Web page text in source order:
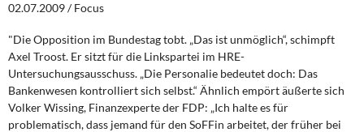
Steuer- und Finanzpolitik
Öffentliche Infrastruktur und Daseinsvorsorge
Eurokrise und Griechenland
DIE LINKE
02.07.2009 / Focus
"Die Opposition im Bundestag tobt. „Das ist unmöglich“, schimpft
Axel Troost. Er sitzt für die Linkspartei im HRE-
Untersuchungsausschuss. „Die Personalie bedeutet doch: Das
Bankenwesen kontrolliert sich selbst.“ Ähnlich empört äußerte sich
Volker Wissing, Finanzexperte der FDP: „Ich halte es für
problematisch, dass jemand für den SoFFin arbeitet, der früher bei